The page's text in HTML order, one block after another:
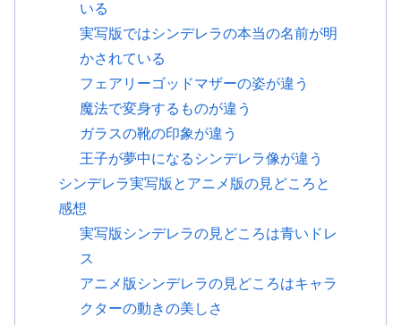
いる
実写版ではシンデレラの本当の名前が明
かされている
フェアリーゴッドマザーの姿が違う
魔法で変身するものが違う
ガラスの靴の印象が違う
王子が夢中になるシンデレラ像が違う
シンデレラ実写版とアニメ版の見どころと
感想
実写版シンデレラの見どころは青いドレ
ス
アニメ版シンデレラの見どころはキャラ
クターの動きの美しさ